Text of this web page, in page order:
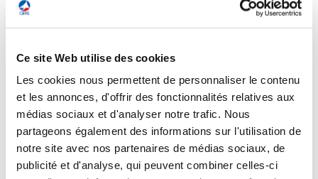
Ce site Web utilise des cookies
Les cookies nous permettent de personnaliser le contenu
et les annonces, d'offrir des fonctionnalités relatives aux
médias sociaux et d'analyser notre trafic. Nous
partageons également des informations sur l'utilisation de
notre site avec nos partenaires de médias sociaux, de
publicité et d'analyse, qui peuvent combiner celles-ci
les activités spatiales sur 3 aspects principaux : la sécurité, la
Commission européenne a l'intention de présenter une
proposition législative d'ici le mois de mars sur le droit
spatial, qui s'appliquera également aux entreprises non
européennes qui souhaitent faire des affaires en Europe.
Elle établirait, par exemple, des exigences minimales pour
tous les systèmes spatiaux, sur l'anticollision, les normes de
désorbitation pour les satellites et la gestion des risques de
cybersécurité. Avec ce texte, la Commission a aussi l’ambition
de développer une politique européenne des lanceurs dans